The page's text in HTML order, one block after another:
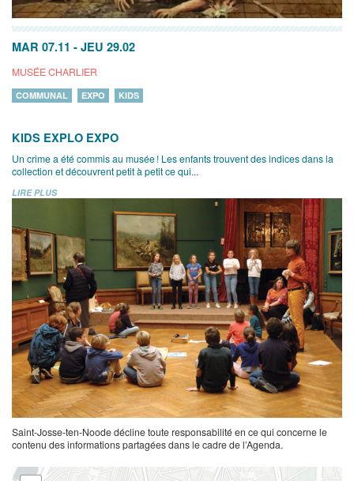
MAR 07.11 - JEU 29.02
MUSÉE CHARLIER
COMMUNAL EXPO KIDS
KIDS EXPLO EXPO
Un crime a été commis au musée ! Les enfants trouvent des indices dans la
collection et découvrent petit à petit ce qui...
LIRE PLUS
Saint-Josse-ten-Noode décline toute responsabilité en ce qui concerne le
contenu des informations partagées dans le cadre de l’Agenda.